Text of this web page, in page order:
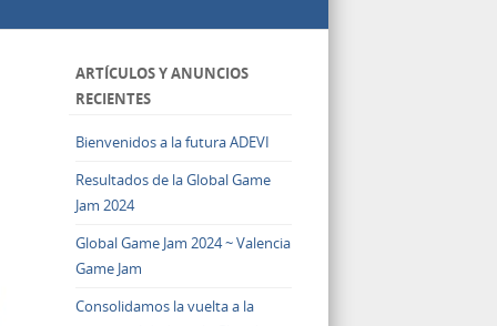
ARTÍCULOS Y ANUNCIOS
RECIENTES
Bienvenidos a la futura ADEVI
Resultados de la Global Game
Jam 2024
Global Game Jam 2024 ~ Valencia
Game Jam
Consolidamos la vuelta a la